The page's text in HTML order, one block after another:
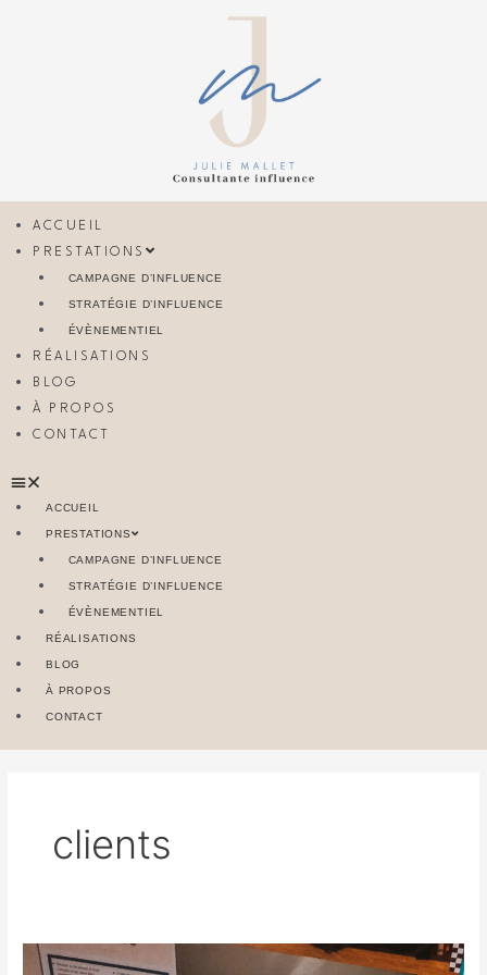
ACCUEIL
PRESTATIONS
CAMPAGNE D’INFLUENCE
STRATÉGIE D’INFLUENCE
ÉVÈNEMENTIEL
RÉALISATIONS
BLOG
À PROPOS
CONTACT
Menu
ACCUEIL
PRESTATIONS
CAMPAGNE D’INFLUENCE
STRATÉGIE D’INFLUENCE
ÉVÈNEMENTIEL
RÉALISATIONS
BLOG
À PROPOS
CONTACT
clients
Je